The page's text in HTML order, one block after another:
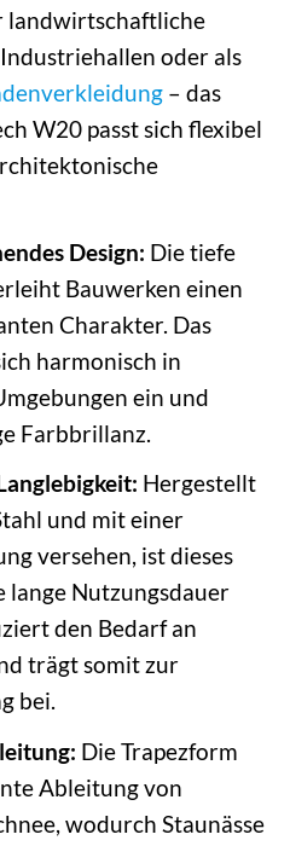
landwirtschaftliche
oder als
– das
W20 passt sich flexibel
Design: Die tiefe
Bauwerken einen
Charakter. Das
harmonisch in
ein und
Farbbrillanz.
Hergestellt
und mit einer
versehen, ist dieses
lange Nutzungsdauer
den Bedarf an
trägt somit zur
bei.
Die Trapezform
Ableitung von
wodurch Staunässe